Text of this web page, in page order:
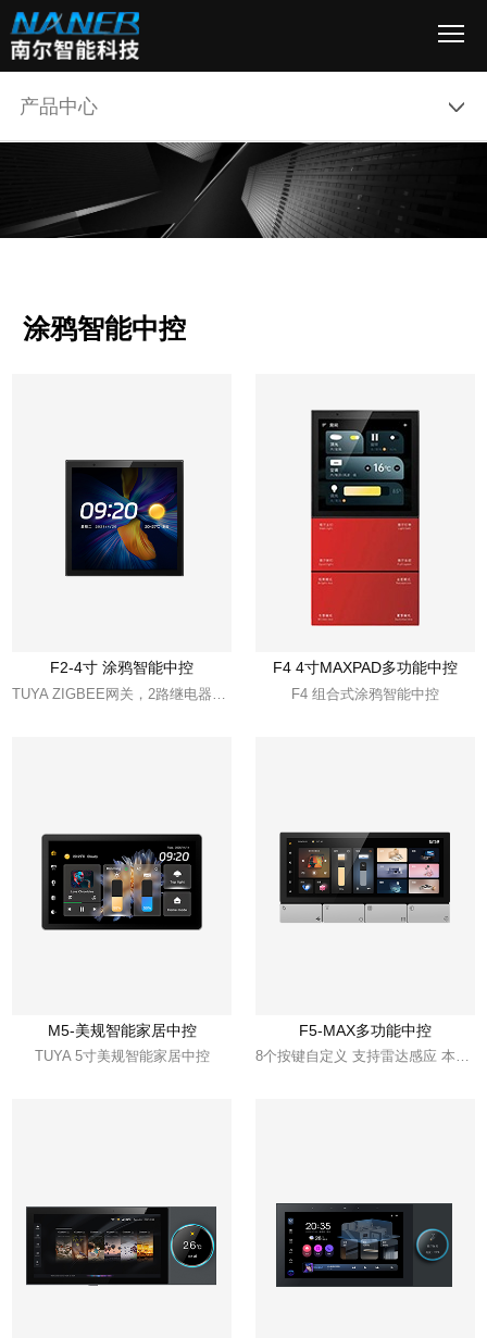
产品中心
涂鸦智能中控
F2-4寸 涂鸦智能中控 F4 4寸MAXPAD多功能中控
F4 组合式涂鸦智能中控
M5-美规智能家居中控
TUYA 5寸美规智能家居中控
F5-MAX多功能中控
8个按键自定义 支持雷达感应 本地自带红外 支持小夜灯